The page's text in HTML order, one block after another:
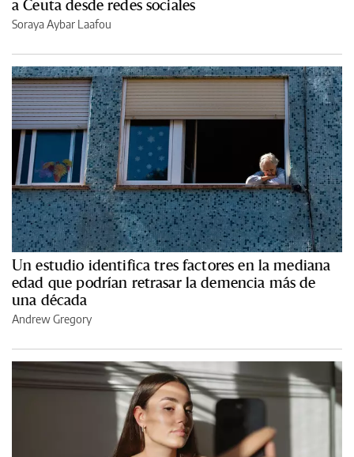
a Ceuta desde redes sociales
Soraya Aybar Laafou
Un estudio identifica tres factores en la mediana
edad que podrían retrasar la demencia más de
una década
Andrew Gregory